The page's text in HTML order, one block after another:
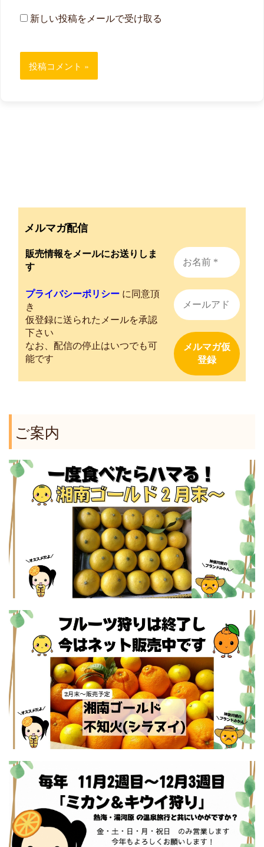
新しい投稿をメールで受け取る
メルマガ配信
販売情報をメールにお送りしま
す
プライバシーポリシー に同意頂
き
仮登録に送られたメールを承認
下さい
なお、配信の停止はいつでも可
能です
ご案内